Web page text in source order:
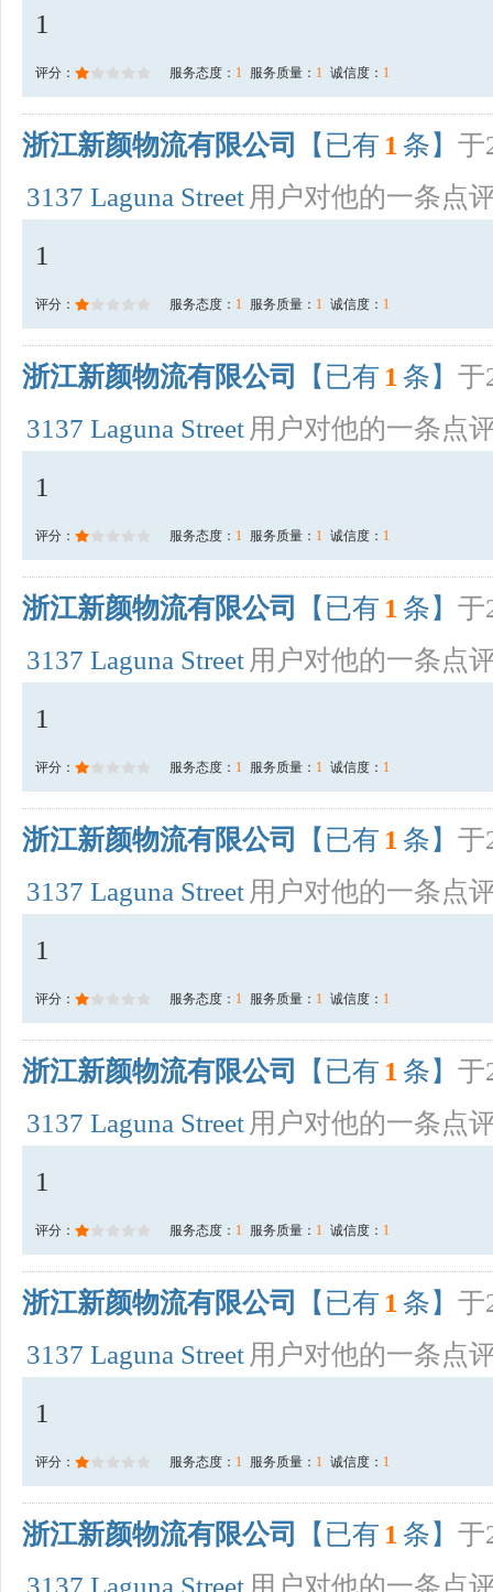
1
评分： 服务态度： 1 服务质量： 1 诚信度： 1
浙江新颜物流有限公司 【已有 1 条】 于
3137 Laguna Street 用户对他的一条点
1
评分： 服务态度： 1 服务质量： 1 诚信度： 1
浙江新颜物流有限公司 【已有 1 条】 于
3137 Laguna Street 用户对他的一条点
1
评分： 服务态度： 1 服务质量： 1 诚信度： 1
浙江新颜物流有限公司 【已有 1 条】 于
3137 Laguna Street 用户对他的一条点
1
评分： 服务态度： 1 服务质量： 1 诚信度： 1
浙江新颜物流有限公司 【已有 1 条】 于
3137 Laguna Street 用户对他的一条点
1
评分： 服务态度： 1 服务质量： 1 诚信度： 1
浙江新颜物流有限公司 【已有 1 条】 于
3137 Laguna Street 用户对他的一条点
1
评分： 服务态度： 1 服务质量： 1 诚信度： 1
浙江新颜物流有限公司 【已有 1 条】 于
3137 Laguna Street 用户对他的一条点
1
评分： 服务态度： 1 服务质量： 1 诚信度： 1
浙江新颜物流有限公司 【已有 1 条】 于
3137 Laguna Street 用户对他的一条点